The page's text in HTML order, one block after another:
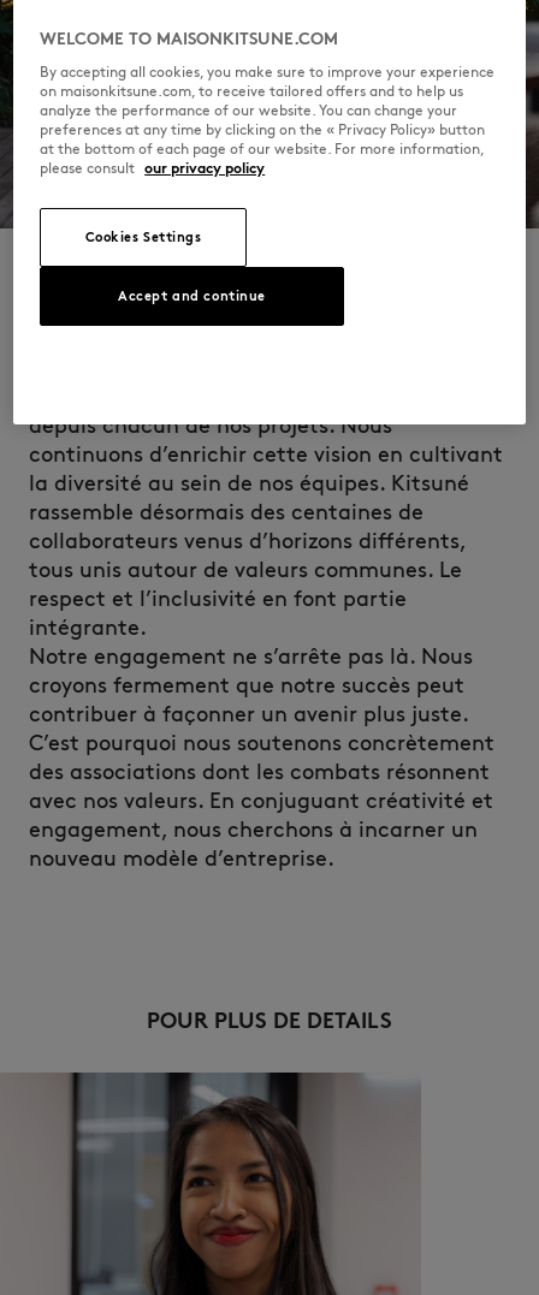
depuis chacun de nos projets. Nous
continuons d’enrichir cette vision en cultivant
la diversité au sein de nos équipes. Kitsuné
rassemble désormais des centaines de
collaborateurs venus d’horizons différents,
tous unis autour de valeurs communes. Le
respect et l’inclusivité en font partie
intégrante.
Notre engagement ne s’arrête pas là. Nous
croyons fermement que notre succès peut
contribuer à façonner un avenir plus juste.
C’est pourquoi nous soutenons concrètement
des associations dont les combats résonnent
avec nos valeurs. En conjuguant créativité et
engagement, nous cherchons à incarner un
nouveau modèle d’entreprise.
POUR PLUS DE DETAILS
WELCOME TO MAISONKITSUNE.COM
By accepting all cookies, you make sure to improve your experience
on maisonkitsune.com, to receive tailored offers and to help us
analyze the performance of our website. You can change your
preferences at any time by clicking on the « Privacy Policy» button
at the bottom of each page of our website. For more information,
please consult our privacy policy
Cookies Settings
Accept and continue